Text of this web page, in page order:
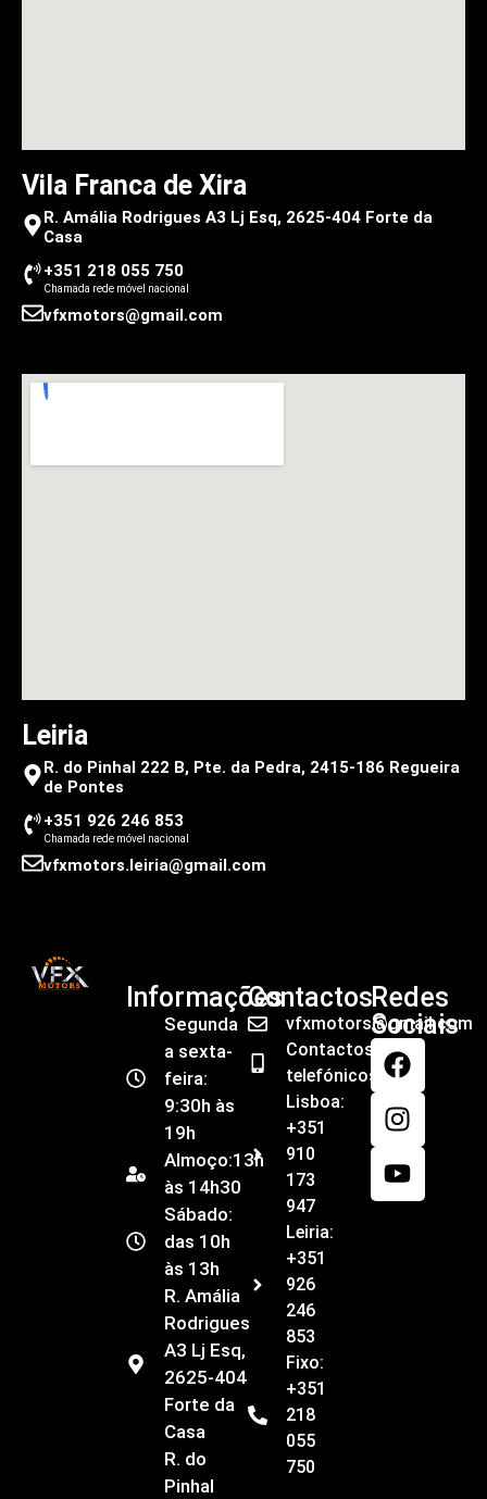
Vila Franca de Xira
R. Amália Rodrigues A3 Lj Esq, 2625-404 Forte da
Casa
+351 218 055 750
Chamada rede móvel nacional
vfxmotors@gmail.com
Leiria
R. do Pinhal 222 B, Pte. da Pedra, 2415-186 Regueira
de Pontes
+351 926 246 853
Chamada rede móvel nacional
vfxmotors.leiria@gmail.com
Informações
Segunda
a sexta-
feira:
9:30h às
19h
Almoço:13h
às 14h30
Sábado:
das 10h
às 13h
R. Amália
Rodrigues
A3 Lj Esq,
2625-404
Forte da
Casa
R. do
Pinhal
Contactos
vfxmotors@gmail.com
Contactos
telefónicos
Lisboa:
+351
910
173
947
Leiria:
+351
926
246
853
Fixo:
+351
218
055
750
Redes
Sociais